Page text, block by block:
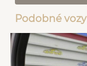
Podobné vozy